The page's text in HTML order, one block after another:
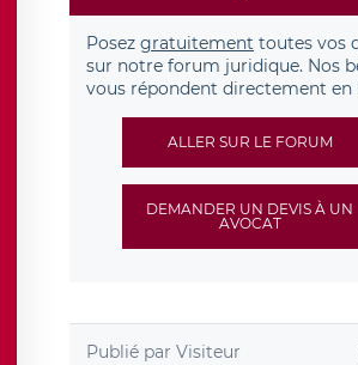
Posez gratuitement toutes vos
sur notre forum juridique. Nos
vous répondent directement en
ALLER SUR LE FORUM
DEMANDER UN DEVIS À UN
AVOCAT
Publié par Visiteur